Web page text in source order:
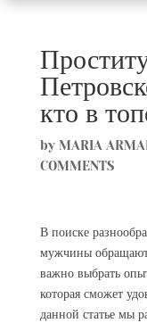
кто в
by MARIA
COMMENTS
В поиске
мужчины
важно выбрать
которая сможет
данной статье мы